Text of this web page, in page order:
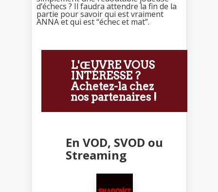
d’échecs ? Il faudra attendre la fin de la
partie pour savoir qui est vraiment
ANNA et qui est “échec et mat”.
L'ŒUVRE VOUS
INTÉRESSE ?
Achetez-la chez
nos partenaires !
En VOD, SVOD ou
Streaming